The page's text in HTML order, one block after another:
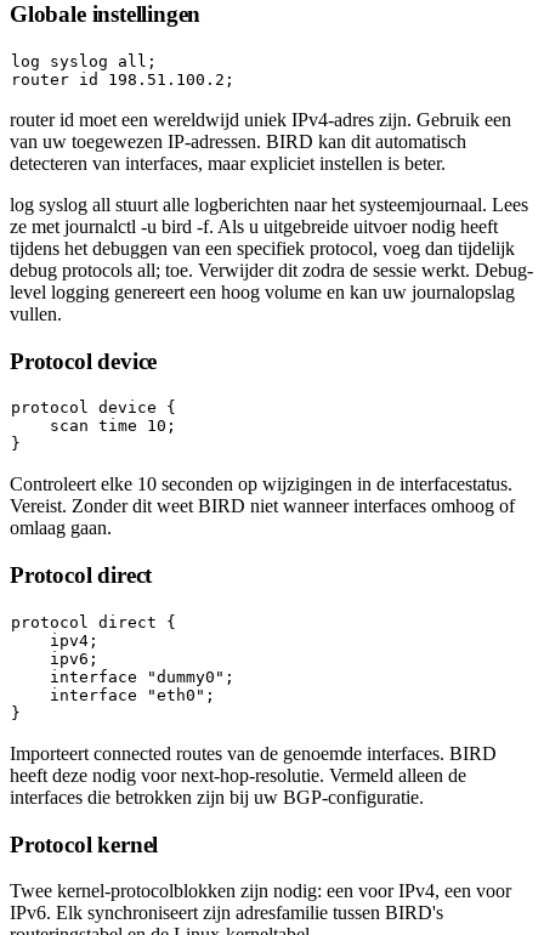
Globale instellingen
log syslog all;
router id
router id moet een wereldwijd uniek IPv4-adres zijn. Gebruik een
van uw toegewezen IP-adressen. BIRD kan dit automatisch
detecteren van interfaces, maar expliciet instellen is beter.
log syslog all stuurt alle logberichten naar het systeemjournaal. Lees
ze met journalctl -u bird -f. Als u uitgebreide uitvoer nodig heeft
tijdens het debuggen van een specifiek protocol, voeg dan tijdelijk
debug protocols all; toe. Verwijder dit zodra de sessie werkt. Debug-
level logging genereert een hoog volume en kan uw journalopslag
vullen.
Protocol device
protocol device {
    scan
time 10;
Controleert elke 10 seconden op wijzigingen in de interfacestatus.
Vereist. Zonder dit weet BIRD niet wanneer interfaces omhoog of
omlaag gaan.
Protocol direct
protocol direct {
    ipv4;
    ipv6;
interface
"dummy0" ;
interface
"eth0" ;
Importeert connected routes van de genoemde interfaces. BIRD
heeft deze nodig voor next-hop-resolutie. Vermeld alleen de
interfaces die betrokken zijn bij uw BGP-configuratie.
Protocol kernel
Twee kernel-protocolblokken zijn nodig: een voor IPv4, een voor
IPv6. Elk synchroniseert zijn adresfamilie tussen BIRD's